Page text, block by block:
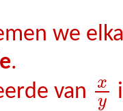
we
.
van
x
y